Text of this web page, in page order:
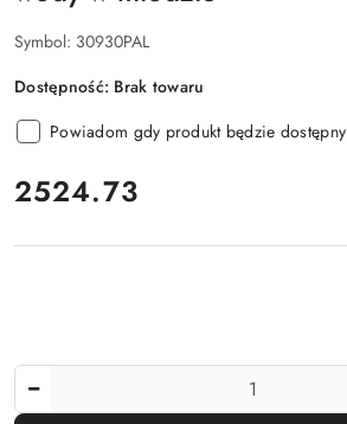
Symbol: 30930PAL
Dostępność: Brak towaru
Powiadom gdy produkt będzie dostępny
cena:
2524.73